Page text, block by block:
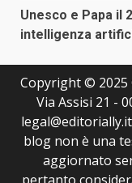
Unesco e Papa il
intelligenza
Copyright © 2025
Via Assisi 21 -
blog non è una
aggiornato